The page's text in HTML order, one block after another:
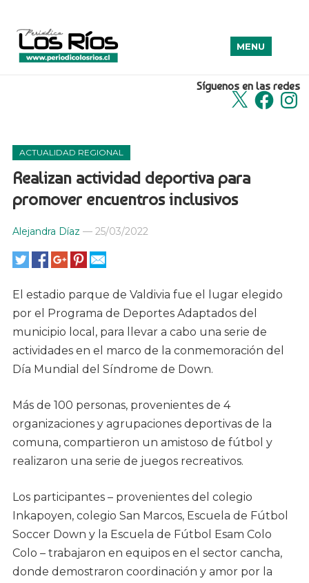
Síguenos en las redes
X Facebook
MENU
ACTUALIDAD REGIONAL
Realizan actividad deportiva para
promover encuentros inclusivos
Alejandra Díaz — 25/03/2022
El estadio parque de Valdivia fue el lugar elegido
por el Programa de Deportes Adaptados del
municipio local, para llevar a cabo una serie de
actividades en el marco de la conmemoración del
Día Mundial del Síndrome de Down.
Más de 100 personas, provenientes de 4
organizaciones y agrupaciones deportivas de la
comuna, compartieron un amistoso de fútbol y
realizaron una serie de juegos recreativos.
Los participantes – provenientes del colegio
Inkapoyen, colegio San Marcos, Escuela de Fútbol
Soccer Down y la Escuela de Fútbol Esam Colo
Colo – trabajaron en equipos en el sector cancha,
donde demostraron coordinación y amor por la